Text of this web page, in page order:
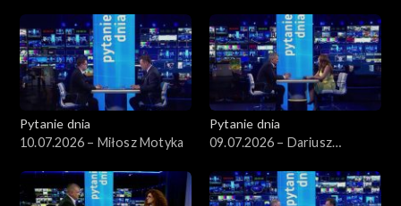
Pytanie dnia
10.07.2026 – Miłosz Motyka
Pytanie dnia
09.07.2026 – Dariusz